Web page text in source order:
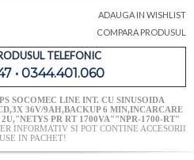
ADAUGA IN WISHLIST
COMPARA PRODUSUL
TELEFONIC
• 0344.401.060
SOCOMEC LINE INT. CU SINUSOIDA
36V/9AH,BACKUP 6 MIN,INCARCARE
PR RT 1700VA""NPR-1700-RT"
INFORMATIV SI POT CONTINE ACCESORII
IN PACHET!